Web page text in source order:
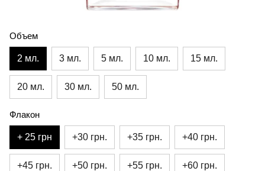
Объем
2 мл. 3 мл. 5 мл. 10 мл. 15 мл.
20 мл. 30 мл. 50 мл.
Флакон
+ 25 грн +30 грн. +35 грн. +40 грн.
+45 грн. +50 грн. +55 грн. +60 грн.